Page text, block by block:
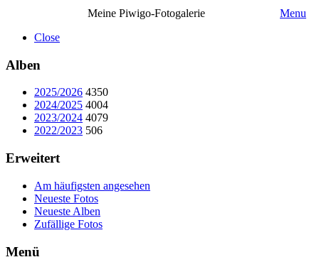
Meine Piwigo-Fotogalerie
Menu
Close
Alben
2025/2026 4350
2024/2025 4004
2023/2024 4079
2022/2023 506
Erweitert
Am häufigsten angesehen
Neueste Fotos
Neueste Alben
Zufällige Fotos
Menü